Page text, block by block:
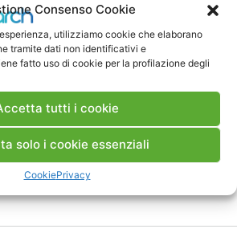
Consenso Cookie
utilizziamo cookie che elaborano
tramite dati non identificativi e
fatto uso di cookie per la profilazione degli
tutti i cookie
solo i cookie essenziali
CookiePrivacy
Scarica Rapporto
un commento